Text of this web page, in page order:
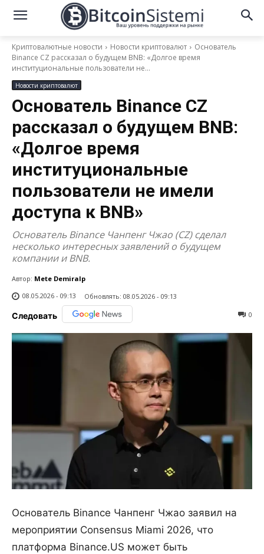
Криптовалютные новости Новости криптовалют
Основатель
Binance CZ рассказал о будущем BNB: «Долгое время
институциональные пользователи не...
Новости криптовалют
Основатель Binance CZ
рассказал о будущем BNB:
«Долгое время
институциональные
пользователи не имели
доступа к BNB»
Основатель Binance Чанпенг Чжао (CZ) сделал
несколько интересных заявлений о будущем
компании и BNB.
Автор: Mete Demiralp
08.05.2026 - 09:13
Обновлять: 08.05.2026 - 09:13
Следовать 0
Основатель Binance Чанпенг Чжао заявил на
мероприятии Consensus Miami 2026, что
платформа Binance.US может быть